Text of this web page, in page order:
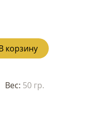
корзину
Вес: 50 гр.